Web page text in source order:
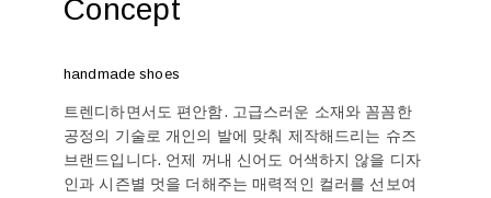
Concept
handmade shoes
트렌디하면서도 편안함. 고급스러운 소재와 꼼꼼한
공정의 기술로 개인의 발에 맞춰 제작해드리는 슈즈
브랜드입니다. 언제 꺼내 신어도 어색하지 않을 디자
인과 시즌별 멋을 더해주는 매력적인 컬러를 선보여